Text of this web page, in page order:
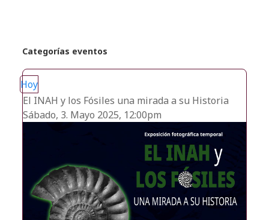
Categorías eventos
Hoy
El INAH y los Fósiles una mirada a su Historia
Sábado, 3. Mayo 2025, 12:00pm